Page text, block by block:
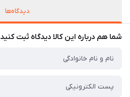
دیدگاه‌ها
شما هم درباره این کالا دیدگاه ثبت کنید